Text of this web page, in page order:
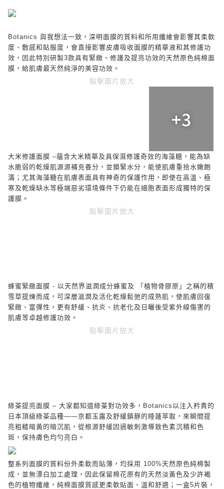
Botanics 與我想法一致，深明面膜的質料和所用纖維會影響其柔軟
度、敷感和貼服度，會直接影響皮膚吸收面膜的精華液和其修護功
效，因此特別研製3款具有緊緻、修護及提亮功效的天然原色純棉面
膜，給肌膚最天然純淨的美容功效。
點擊圖片放大
+3
大米修護面膜 –蘊含大米精華及具保濕修護奇效的海藻糖，能為缺
水脆弱的乾燥肌源源補充養分，並鎖緊水分，能使肌膚重拾水嫩飽
滿；尤其海藻糖在肌膚表面具有神奇的保護作用，即使在高溫、極
寒及乾燥缺水等極端惡劣環境條件下仍能在細胞表面形成獨特的保
護膜。
點擊圖片放大
蜂蜜緊緻面膜 - 以天然界滋潤成分蜂蜜及
「植物骨膠原」之稱的積
雪草提煉而成，可深層滋潤及活化乾燥鬆弛的成熟肌，使肌膚回復
緊緻、富彈性，更有舒緩、抗炎、抗老化及日曬後受紫外線傷害的
肌膚等卓越修護功效。
點擊圖片放大
綠茶提亮面膜 – 大家都知道綠茶對功效多， Botanics以注入矜貴的
日本頂級綠茶品種——京都玉露及舒緩鎮靜的睡蓮萃取，來瞬間提
亮粗糙暗黃的暗沉肌，從根源舒緩因過敏刺激導致色素沉積和色
斑，保持膚色均勻亮白。
整系列面膜的質料份外柔軟而貼薄，均採用 100%天然原色純棉製
成，並無漂白加工處理，因此保留棉花原有的天然淡黃色及少許褐
色的植物纖維，純棉面膜質感更柔軟貼面、溫和舒適；一盒5片裝，